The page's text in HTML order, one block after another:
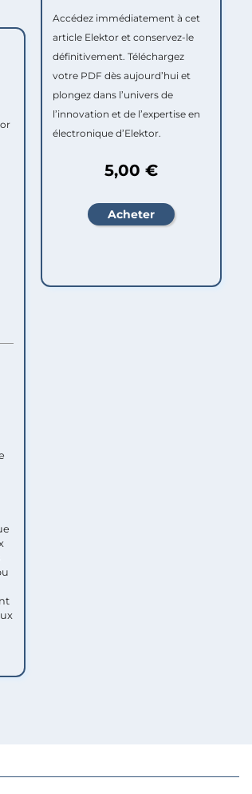
Accédez immédiatement à cet
article Elektor et conservez-le
définitivement. Téléchargez
votre PDF dès aujourd’hui et
plongez dans l’univers de
l’innovation et de l’expertise en
électronique d’Elektor.
5,00 €